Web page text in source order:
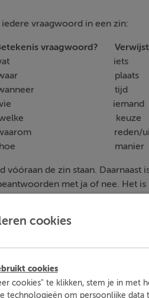
vraagwoord in een zin:
vraagwoord?
on? wat iets
waar plaats
wanneer tijd
wie iemand
welke keuze
waarom reden/
him? hoe manier
vóóraan de zin staan.
met ja of nee. Het is
je op een leuke manier thuis
hebt. Zo ben je beter
voor toetsen.
cookies
cookies
cookies" te klikken, stem je in met
technologieën om persoonlijke data